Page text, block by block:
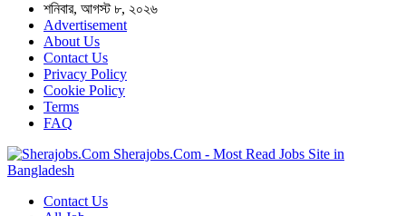
শনিবার, আগস্ট ৮, ২০২৬
Advertisement
About Us
Contact Us
Privacy Policy
Cookie Policy
Terms
FAQ
Sherajobs.Com - Most Read Jobs Site in
Bangladesh
Contact Us